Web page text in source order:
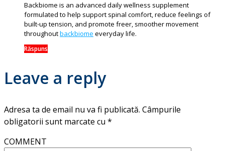
Backbiome is an advanced daily wellness supplement
formulated to help support spinal comfort, reduce feelings of
built-up tension, and promote freer, smoother movement
throughoutbackbiome everyday life.
Răspuns
Leave a reply
Adresa ta de email nu va fi publicată. Câmpurile
obligatorii sunt marcate cu *
COMMENT